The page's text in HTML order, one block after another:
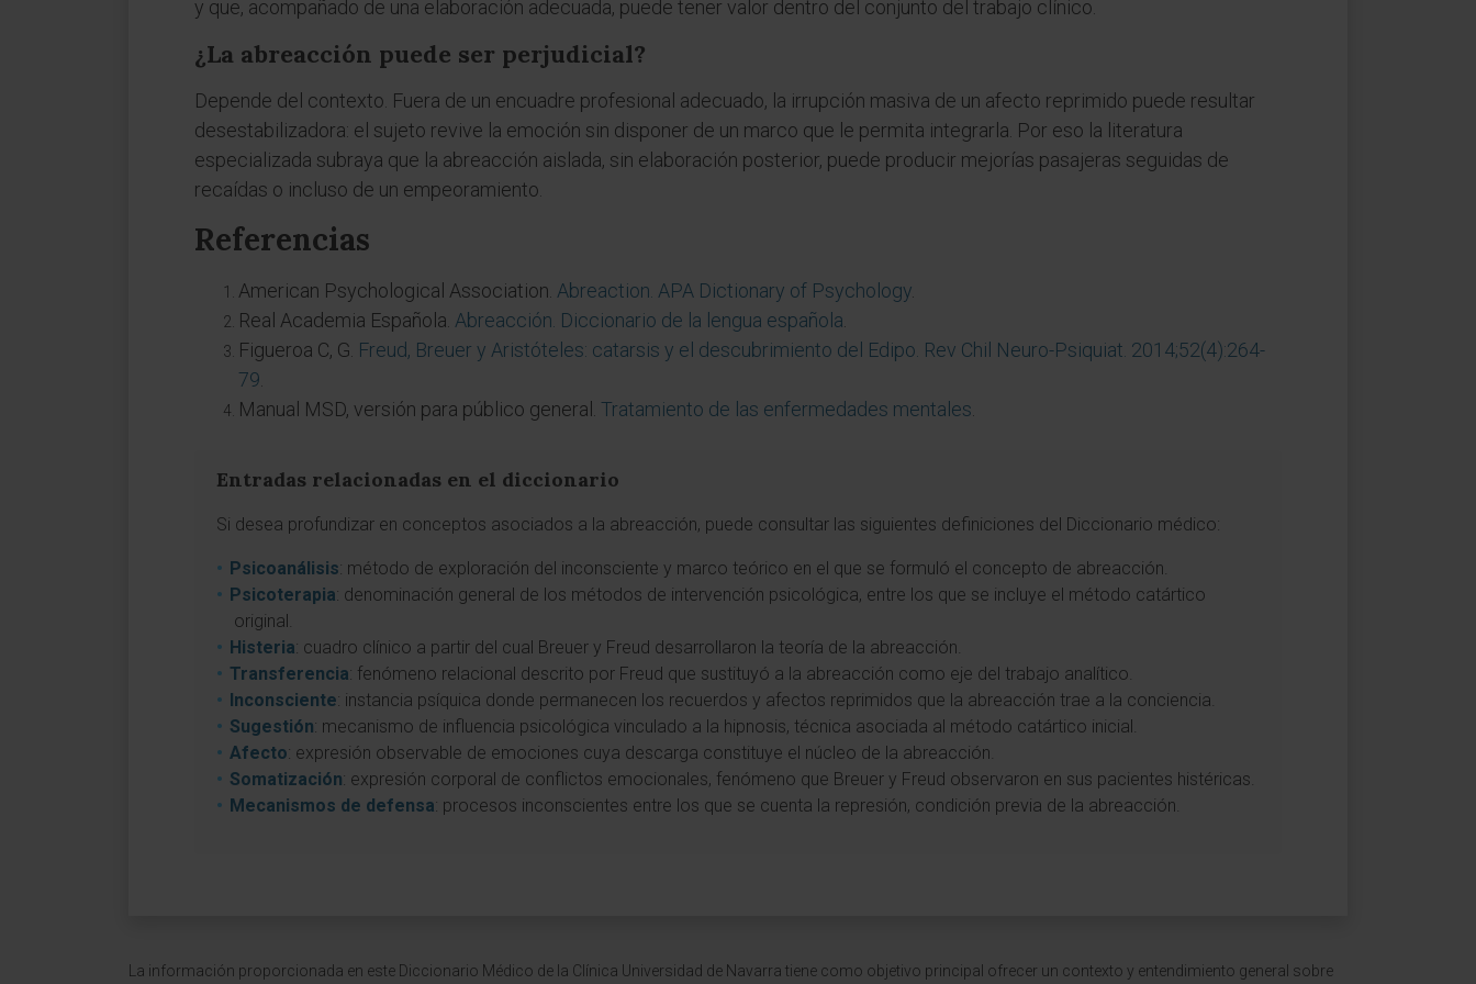
y que, acompañado de una elaboración adecuada, puede tener valor dentro del conjunto del trabajo clínico.
¿La abreacción puede ser perjudicial?
Depende del contexto. Fuera de un encuadre profesional adecuado, la irrupción masiva de un afecto reprimido puede resultar
desestabilizadora: el sujeto revive la emoción sin disponer de un marco que le permita integrarla. Por eso la literatura
especializada subraya que la abreacción aislada, sin elaboración posterior, puede producir mejorías pasajeras seguidas de
recaídas o incluso de un empeoramiento.
Referencias
American Psychological Association. Abreaction. APA Dictionary of Psychology
Real Academia Española. Abreacción. Diccionario de la lengua española
Figueroa C, G. Freud, Breuer y Aristóteles: catarsis y el descubrimiento del Edipo. Rev Chil Neuro-Psiquiat. 2014;52(4):264-
79
Manual MSD, versión para público general. Tratamiento de las enfermedades mentales
Entradas relacionadas en el diccionario
Si desea profundizar en conceptos asociados a la abreacción, puede consultar las siguientes definiciones del Diccionario médico:
Psicoanálisis: método de exploración del inconsciente y marco teórico en el que se formuló el concepto de abreacción.
Psicoterapia: denominación general de los métodos de intervención psicológica, entre los que se incluye el método catártico
original.
Histeria: cuadro clínico a partir del cual Breuer y Freud desarrollaron la teoría de la abreacción.
Transferencia: fenómeno relacional descrito por Freud que sustituyó a la abreacción como eje del trabajo analítico.
Inconsciente: instancia psíquica donde permanecen los recuerdos y afectos reprimidos que la abreacción trae a la conciencia.
Sugestión: mecanismo de influencia psicológica vinculado a la hipnosis, técnica asociada al método catártico inicial.
Afecto: expresión observable de emociones cuya descarga constituye el núcleo de la abreacción.
Somatización: expresión corporal de conflictos emocionales, fenómeno que Breuer y Freud observaron en sus pacientes histéricas.
Mecanismos de defensa: procesos inconscientes entre los que se cuenta la represión, condición previa de la abreacción.
La información proporcionada en este Diccionario Médico de la Clínica Universidad de Navarra tiene como objetivo principal ofrecer un contexto y entendimiento general sobre